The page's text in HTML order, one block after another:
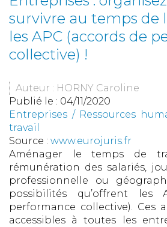
survivre au temps de
les APC (accords de
collective) !
Auteur : HORNY Caroline
Publié le : 04/11/2020
Entreprises / Ressources
travail
Source : www.eurojuris.fr
Aménager le temps de
rémunération des salariés,
professionnelle ou
possibilités qu’offrent les
performance collective). Ces
accessibles à toutes les